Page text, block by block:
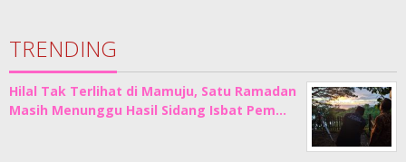
TRENDING
Hilal Tak Terlihat di Mamuju, Satu Ramadan
Masih Menunggu Hasil Sidang Isbat Pem…